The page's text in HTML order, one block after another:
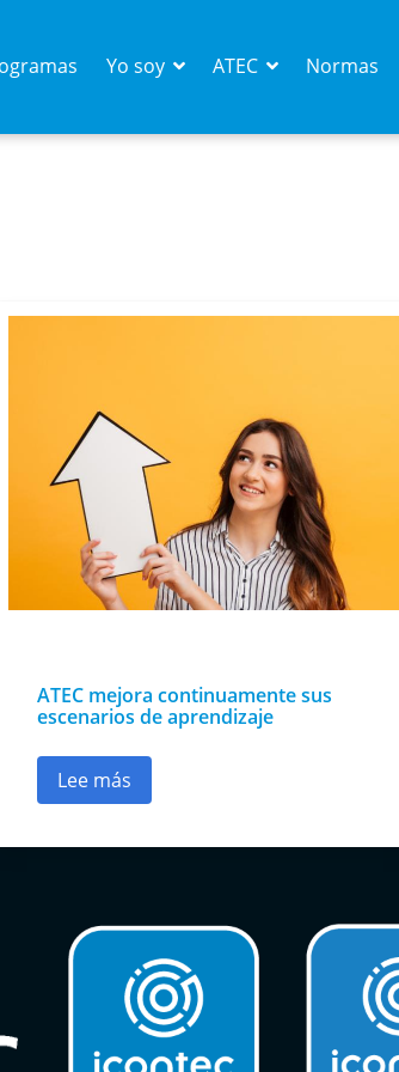
Yo soy ATEC Normas
de las certificaciones
ATEC mejora continuamente sus
escenarios de aprendizaje
Lee más
sobre ATEC mejora